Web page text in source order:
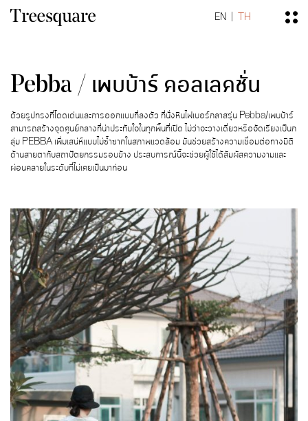
EN TH
Pebba / เพบบ้าร์ คอลเลคชั่น
ด้วยรูปทรงที่โดดเด่นและการออกแบบที่ลงตัว ที่นั่งหินไฟเบอร์กลาสรุ่น Pebba/เพบบ้าร์
สามารถสร้างจุดศูนย์กลางที่น่าประทับใจในทุกพื้นที่เปิด ไม่ว่าจะวางเดี่ยวหรือจัดเรียงเป็นก
ลุ่ม PEBBA เพิ่มเสน่ห์แบบไม่ซ้ำซากในสภาพแวดล้อม มันช่วยสร้างความเชื่อมต่อทางมิติ
ด้านสายตากับสถาปัตยกรรมรอบข้าง ประสบการณ์นี้จะช่วยผู้ใช้ได้สัมผัสความงามและ
ผ่อนคลายในระดับที่ไม่เคยเป็นมาก่อน